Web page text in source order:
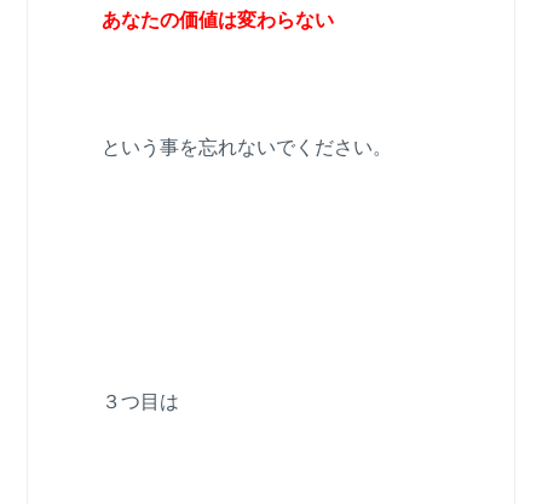
あなたの価値は変わらない
という事を忘れないでください。
３つ目は